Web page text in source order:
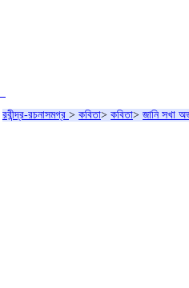
রবীন্দ্র-রচনাসমগ্র > কবিতা> কবিতা> জানি সখা